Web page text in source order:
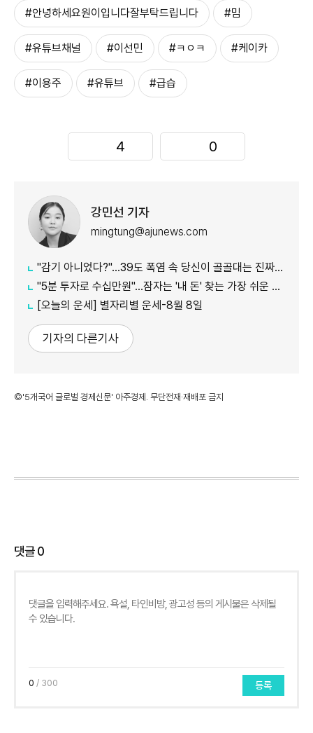
#안녕하세요원이입니다잘부탁드립니다 #밈
#유튜브채널 #이선민 #ㅋㅇㅋ #케이카
#이용주 #유튜브 #급습
4 0
강민선 기자
mingtung@ajunews.com
"감기 아니었다?"…39도 폭염 속 당신이 골골대는 진짜 이유
"5분 투자로 수십만원"…잠자는 '내 돈' 찾는 가장 쉬운 방법
[오늘의 운세] 별자리별 운세-8월 8일
기자의 다른기사
©'5개국어 글로벌 경제신문' 아주경제. 무단전재·재배포 금지
댓글0
0 / 300 등록